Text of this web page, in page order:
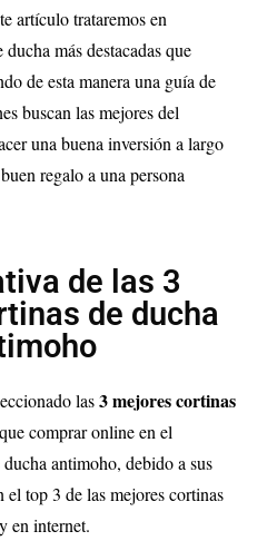
artículo trataremos en
más destacadas que
de esta manera una guía de
buscan las mejores del
una buena inversión a largo
regalo a una persona
de las 3
de ducha
las3mejores cortinas
que comprar online en el
antimoho, debido a sus
el top 3 de las mejores cortinas
en internet.